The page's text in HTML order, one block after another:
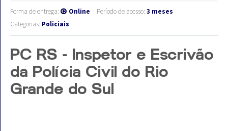
Forma de entrega: Online Período de acesso: 3 meses
Categorias: Policiais
PC RS - Inspetor e Escrivão
da Polícia Civil do Rio
Grande do Sul